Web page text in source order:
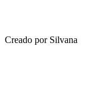
Creado por Silvana